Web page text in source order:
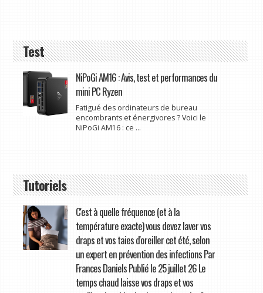
Test
NiPoGi AM16 : Avis, test et performances du
mini PC Ryzen
Fatigué des ordinateurs de bureau
encombrants et énergivores ? Voici le
NiPoGi AM16 : ce ...
Tutoriels
C'est à quelle fréquence (et à la
température exacte) vous devez laver vos
draps et vos taies d'oreiller cet été, selon
un expert en prévention des infections Par
Frances Daniels Publié le 25 juillet 26 Le
temps chaud laisse vos draps et vos